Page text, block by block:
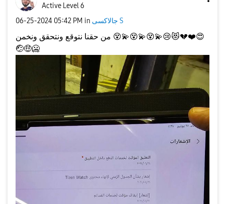
Active Level 6
‎06-25-2024 05:42 PM in جالاكسى S
😵💫😵💫😵💫😢😻💔❤️😍
🤕🤑🥶